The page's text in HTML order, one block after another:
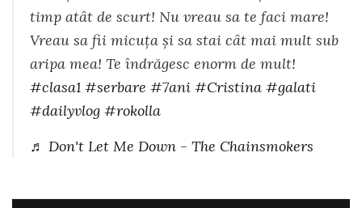
timp atât de scurt! Nu vreau sa te faci mare!
Vreau sa fii micuța și sa stai cât mai mult sub
aripa mea! Te îndrăgesc enorm de mult!
#clasa1 #serbare #7ani #Cristina #galati
#dailyvlog #rokolla
♬ Don't Let Me Down - The Chainsmokers